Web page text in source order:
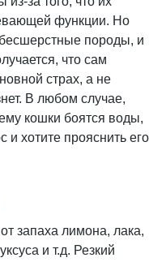
функции. Но
породы, и
что сам
страх, а не
В любом случае,
кошки боятся воды,
и хотите прояснить его
запаха лимона, лака,
и т.д. Резкий